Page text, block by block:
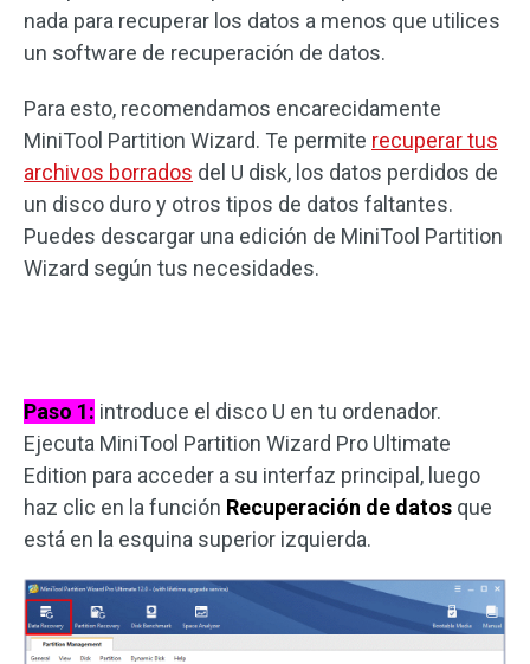
nada para recuperar los datos a menos que utilices
un software de recuperación de datos.
Para esto, recomendamos encarecidamente
MiniTool Partition Wizard. Te permite recuperar tus
archivos borrados del U disk, los datos perdidos de
un disco duro y otros tipos de datos faltantes.
Puedes descargar una edición de MiniTool Partition
Wizard según tus necesidades.
Paso 1: introduce el disco U en tu ordenador.
Ejecuta MiniTool Partition Wizard Pro Ultimate
Edition para acceder a su interfaz principal, luego
haz clic en la función Recuperación de datos que
está en la esquina superior izquierda.